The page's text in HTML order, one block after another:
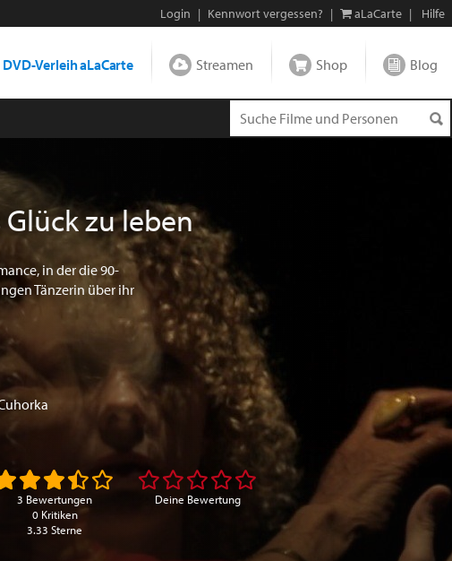
Login | Kennwort vergessen? | aLaCarte | Hilfe
DVD-Verleih aLaCarte Streamen Shop Blog
zu leben
in der die 90-
Tänzerin über ihr
3 Bewertungen
0 Kritiken
3.33 Sterne
Deine Bewertung